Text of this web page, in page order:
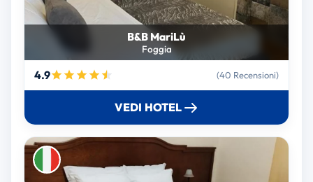
B&B MariLù
Foggia
4.9 (40 Recensioni)
VEDI HOTEL